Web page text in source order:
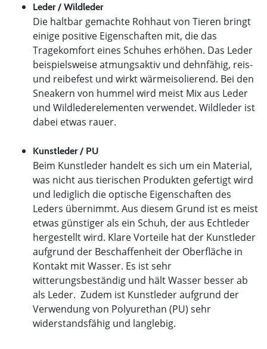
Leder / Wildleder
Die haltbar gemachte Rohhaut von Tieren bringt
einige positive Eigenschaften mit, die das
Tragekomfort eines Schuhes erhöhen. Das Leder
beispielsweise atmungsaktiv und dehnfähig, reis-
und reibefest und wirkt wärmeisolierend. Bei den
Sneakern von hummel wird meist Mix aus Leder
und Wildlederelementen verwendet. Wildleder ist
dabei etwas rauer.
Kunstleder / PU
Beim Kunstleder handelt es sich um ein Material,
was nicht aus tierischen Produkten gefertigt wird
und lediglich die optische Eigenschaften des
Leders übernimmt. Aus diesem Grund ist es meist
etwas günstiger als ein Schuh, der aus Echtleder
hergestellt wird. Klare Vorteile hat der Kunstleder
aufgrund der Beschaffenheit der Oberfläche in
Kontakt mit Wasser. Es ist sehr
witterungsbeständig und hält Wasser besser ab
als Leder. Zudem ist Kunstleder aufgrund der
Verwendung von Polyurethan (PU) sehr
widerstandsfähig und langlebig.